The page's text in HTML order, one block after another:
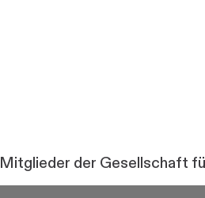
Mitglieder der Gesellschaft